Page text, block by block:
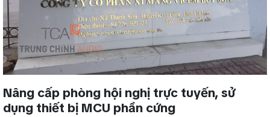
Nâng cấp phòng hội nghị trực tuyến, sử
dụng thiết bị MCU phần cứng